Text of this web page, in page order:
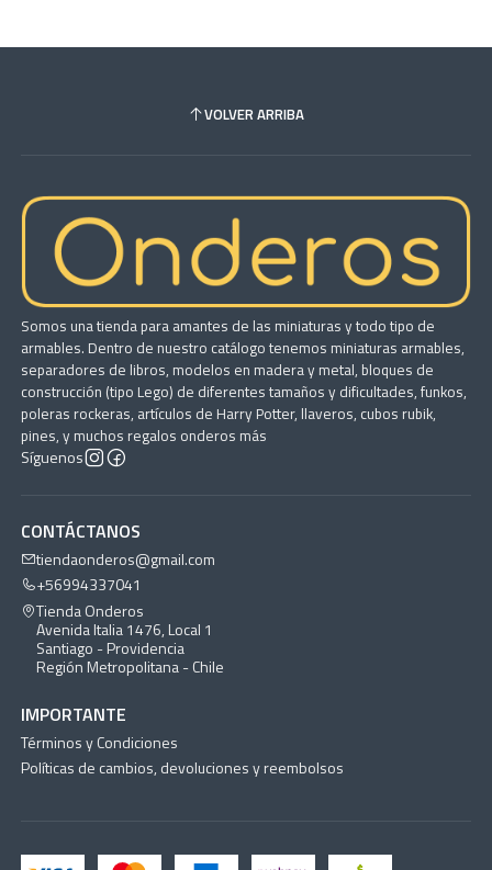
VOLVER ARRIBA
Somos una tienda para amantes de las miniaturas y todo tipo de
armables. Dentro de nuestro catálogo tenemos miniaturas armables,
separadores de libros, modelos en madera y metal, bloques de
construcción (tipo Lego) de diferentes tamaños y dificultades, funkos,
poleras rockeras, artículos de Harry Potter, llaveros, cubos rubik,
pines, y muchos regalos onderos más
Síguenos
CONTÁCTANOS
tiendaonderos@gmail.com
+56994337041
Tienda Onderos
Avenida Italia 1476, Local 1
Santiago - Providencia
Región Metropolitana - Chile
IMPORTANTE
Términos y Condiciones
Políticas de cambios, devoluciones y reembolsos